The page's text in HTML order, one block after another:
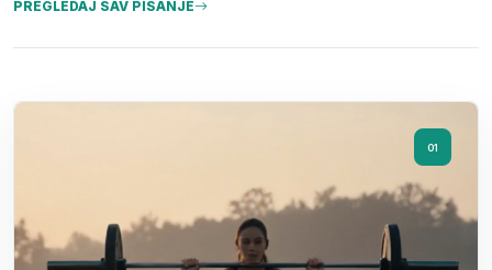
PREGLEDAJ SAV PISANJE
01